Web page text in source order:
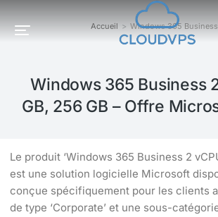
Vous êtes ici :Accueil Windows 365
Windows 365 Business
GB, 256 GB – Offre
Le produit ‘Windows 365 Business 2
est une solution logicielle Microsoft
conçue spécifiquement pour les clients
de type ‘Corporate’ et une sous-